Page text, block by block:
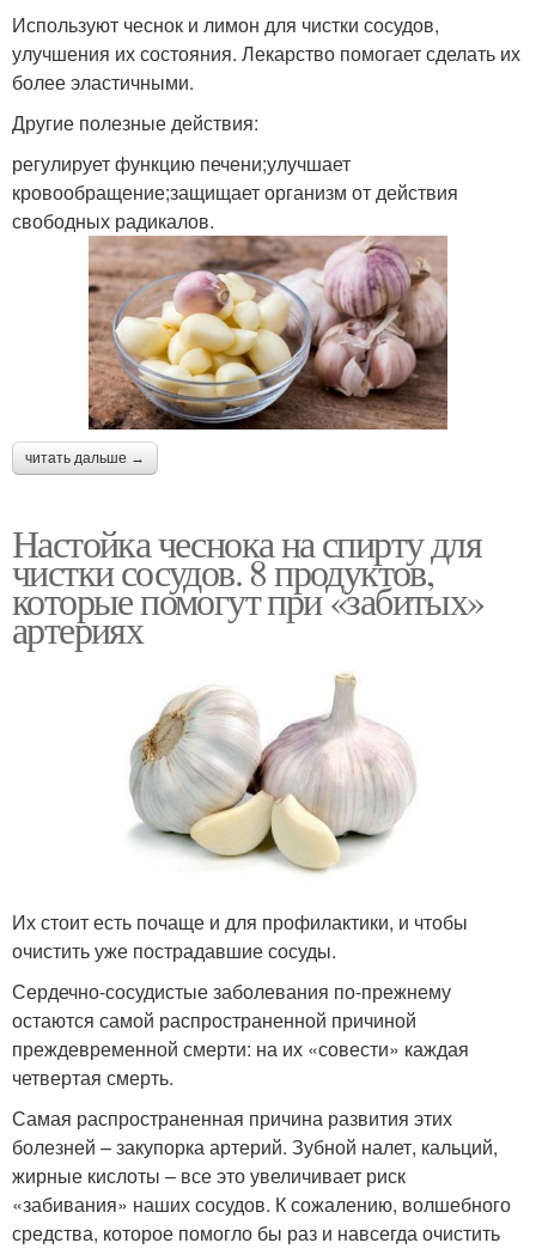
Используют чеснок и лимон для чистки сосудов,
улучшения их состояния. Лекарство помогает сделать их
более эластичными.
Другие полезные действия:
регулирует функцию печени;улучшает
кровообращение;защищает организм от действия
свободных радикалов.
читать дальше →
Настойка чеснока на спирту для
чистки сосудов. 8 продуктов,
которые помогут при «забитых»
артериях
Их стоит есть почаще и для профилактики, и чтобы
очистить уже пострадавшие сосуды.
Сердечно-сосудистые заболевания по-прежнему
остаются самой распространенной причиной
преждевременной смерти: на их «совести» каждая
четвертая смерть.
Самая распространенная причина развития этих
болезней – закупорка артерий. Зубной налет, кальций,
жирные кислоты – все это увеличивает риск
«забивания» наших сосудов. К сожалению, волшебного
средства, которое помогло бы раз и навсегда очистить